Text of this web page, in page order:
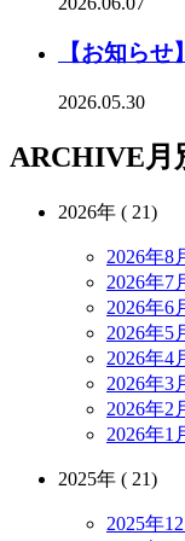
【お知ら
2026.05.30
ARCHIVE月
2026年 ( 21)
2026年8
2026年7
2026年6
2026年5
2026年4
2026年3
2026年2
2026年1
2025年 ( 21)
2025年